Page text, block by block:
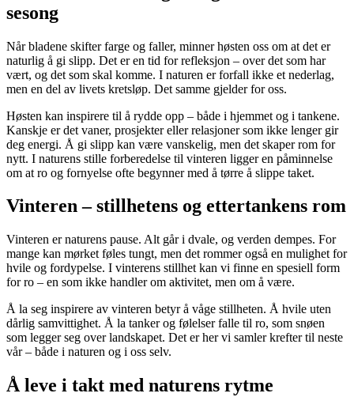
sesong
Når bladene skifter farge og faller, minner høsten oss om at det er
naturlig å gi slipp. Det er en tid for refleksjon – over det som har
vært, og det som skal komme. I naturen er forfall ikke et nederlag,
men en del av livets kretsløp. Det samme gjelder for oss.
Høsten kan inspirere til å rydde opp – både i hjemmet og i tankene.
Kanskje er det vaner, prosjekter eller relasjoner som ikke lenger gir
deg energi. Å gi slipp kan være vanskelig, men det skaper rom for
nytt. I naturens stille forberedelse til vinteren ligger en påminnelse
om at ro og fornyelse ofte begynner med å tørre å slippe taket.
Vinteren – stillhetens og ettertankens rom
Vinteren er naturens pause. Alt går i dvale, og verden dempes. For
mange kan mørket føles tungt, men det rommer også en mulighet for
hvile og fordypelse. I vinterens stillhet kan vi finne en spesiell form
for ro – en som ikke handler om aktivitet, men om å være.
Å la seg inspirere av vinteren betyr å våge stillheten. Å hvile uten
dårlig samvittighet. Å la tanker og følelser falle til ro, som snøen
som legger seg over landskapet. Det er her vi samler krefter til neste
vår – både i naturen og i oss selv.
Å leve i takt med naturens rytme